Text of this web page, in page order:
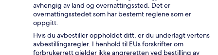
avhengig av land og overnattingssted. Det er
overnattingsstedet som har bestemt reglene som er
oppgitt.
Hvis du avbestiller oppholdet ditt, er du underlagt vertens
avbestillingsregler. I henhold til EUs forskrifter om
forbrukerrett gjelder ikke angreretten ved bestilling av